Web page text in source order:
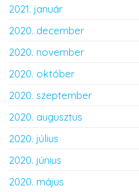
2021. január
2020. december
2020. november
2020. október
2020. szeptember
2020. augusztus
2020. július
2020. június
2020. május